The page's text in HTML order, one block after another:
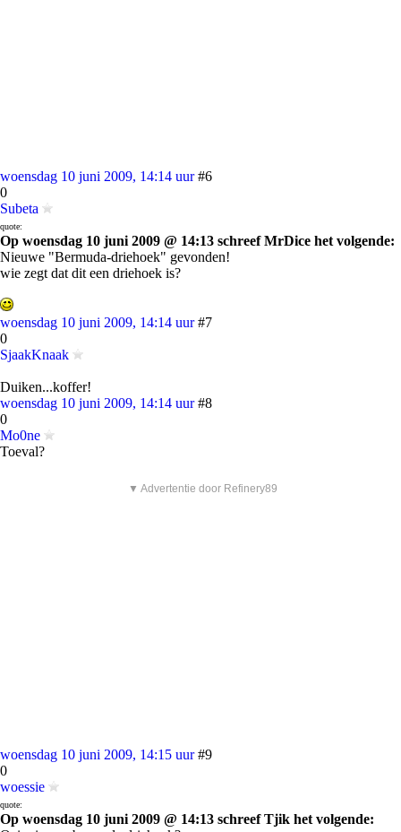
woensdag 10 juni 2009, 14:14 uur #6
0
Subeta
quote:
Op woensdag 10 juni 2009 @ 14:13 schreef MrDice het volgende:
Nieuwe "Bermuda-driehoek" gevonden!
wie zegt dat dit een driehoek is?
woensdag 10 juni 2009, 14:14 uur #7
0
SjaakKnaak
Duiken...koffer!
woensdag 10 juni 2009, 14:14 uur #8
0
Mo0ne
Toeval?
▼ Advertentie door Refinery89
woensdag 10 juni 2009, 14:15 uur #9
0
woessie
quote:
Op woensdag 10 juni 2009 @ 14:13 schreef Tjik het volgende: